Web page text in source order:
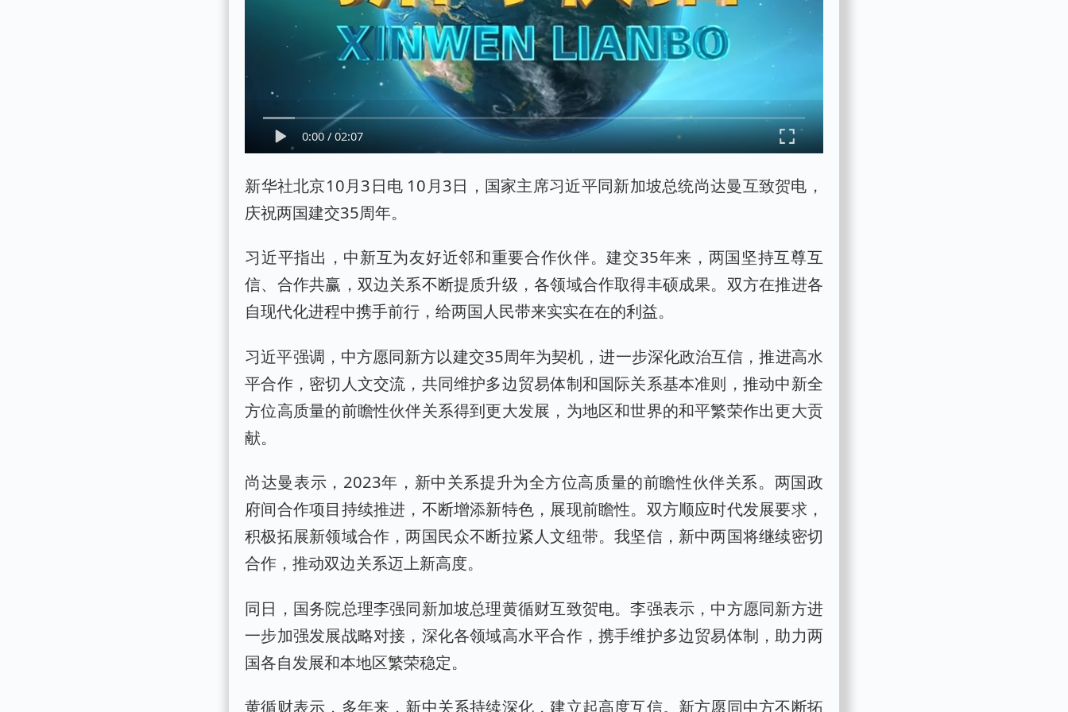
0:00/ 02:07
新华社北京10月3日电 10月3日，国家主席习近平同新加坡总统尚达曼互致贺电，
庆祝两国建交35周年。
习近平指出，中新互为友好近邻和重要合作伙伴。建交35年来，两国坚持互尊互
信、合作共赢，双边关系不断提质升级，各领域合作取得丰硕成果。双方在推进各
自现代化进程中携手前行，给两国人民带来实实在在的利益。
习近平强调，中方愿同新方以建交35周年为契机，进一步深化政治互信，推进高水
平合作，密切人文交流，共同维护多边贸易体制和国际关系基本准则，推动中新全
方位高质量的前瞻性伙伴关系得到更大发展，为地区和世界的和平繁荣作出更大贡
献。
尚达曼表示，2023年，新中关系提升为全方位高质量的前瞻性伙伴关系。两国政
府间合作项目持续推进，不断增添新特色，展现前瞻性。双方顺应时代发展要求，
积极拓展新领域合作，两国民众不断拉紧人文纽带。我坚信，新中两国将继续密切
合作，推动双边关系迈上新高度。
同日，国务院总理李强同新加坡总理黄循财互致贺电。李强表示，中方愿同新方进
一步加强发展战略对接，深化各领域高水平合作，携手维护多边贸易体制，助力两
国各自发展和本地区繁荣稳定。
黄循财表示，多年来，新中关系持续深化，建立起高度互信。新方愿同中方不断拓